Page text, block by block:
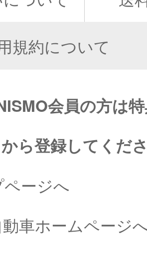
規約について
会員の方は
ら登録してくだ
ページへ
動車ホームページ